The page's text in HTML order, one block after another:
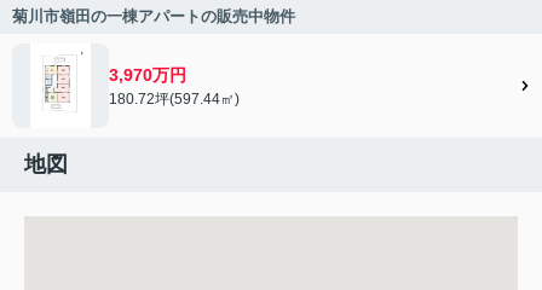
菊川市嶺田の一棟アパートの販売中物件
3,970万円
180.72坪(597.44㎡)
地図